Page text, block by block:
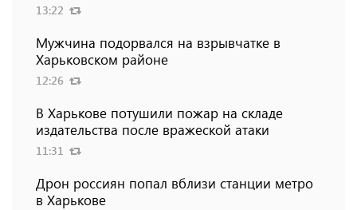
13:22
Мужчина подорвался на взрывчатке в
Харьковском районе
12:26
В Харькове потушили пожар на складе
издательства после вражеской атаки
11:31
Дрон россиян попал вблизи станции метро
в Харькове